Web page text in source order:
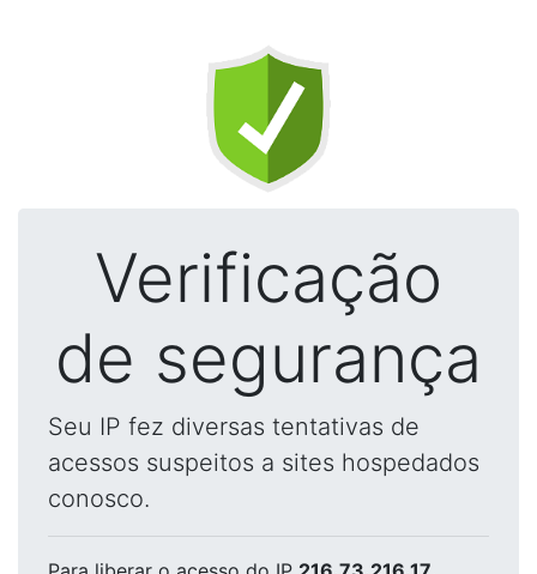
Verificação
de segurança
Seu IP fez diversas tentativas de
acessos suspeitos a sites hospedados
conosco.